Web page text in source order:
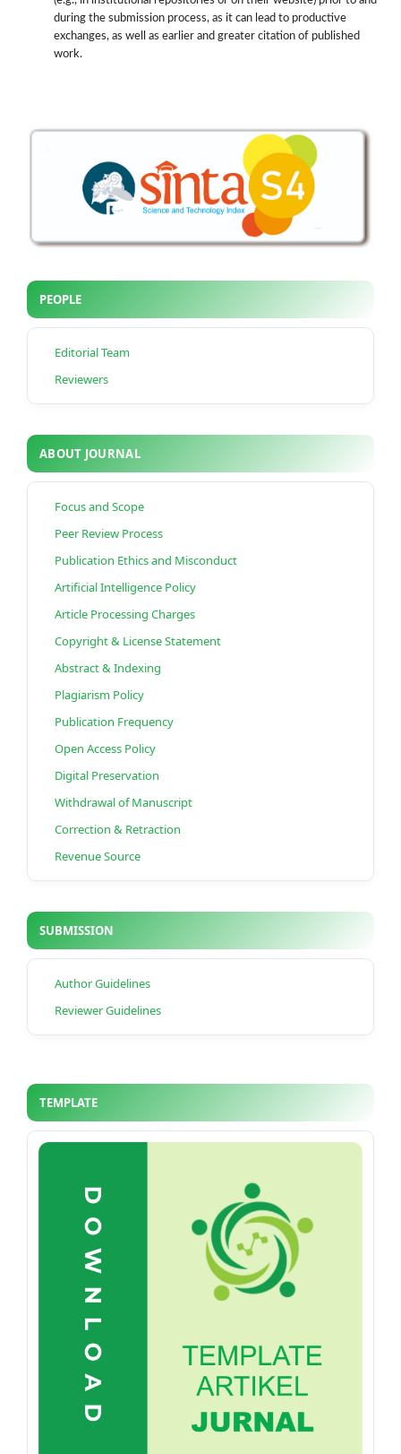
during the submission process, as it can lead to productive
exchanges, as well as earlier and greater citation of published
work.
PEOPLE
Editorial Team
Reviewers
ABOUT JOURNAL
Focus and Scope
Peer Review Process
Publication Ethics and Misconduct
Artificial Intelligence Policy
Article Processing Charges
Copyright & License Statement
Abstract & Indexing
Plagiarism Policy
Publication Frequency
Open Access Policy
Digital Preservation
Withdrawal of Manuscript
Correction & Retraction
Revenue Source
SUBMISSION
Author Guidelines
Reviewer Guidelines
TEMPLATE